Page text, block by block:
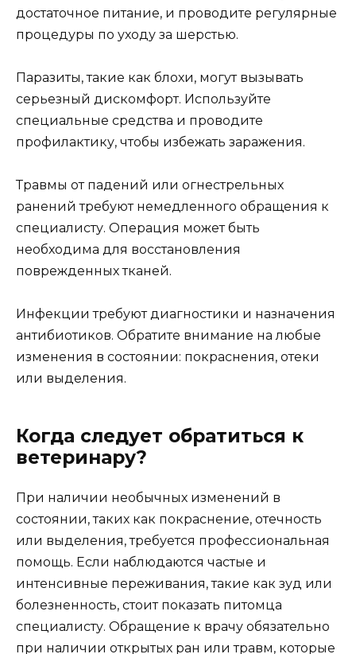
достаточное питание, и проводите регулярные
процедуры по уходу за шерстью.
Паразиты, такие как блохи, могут вызывать
серьезный дискомфорт. Используйте
специальные средства и проводите
профилактику, чтобы избежать заражения.
Травмы от падений или огнестрельных
ранений требуют немедленного обращения к
специалисту. Операция может быть
необходима для восстановления
поврежденных тканей.
Инфекции требуют диагностики и назначения
антибиотиков. Обратите внимание на любые
изменения в состоянии: покраснения, отеки
или выделения.
Когда следует обратиться к
ветеринару?
При наличии необычных изменений в
состоянии, таких как покраснение, отечность
или выделения, требуется профессиональная
помощь. Если наблюдаются частые и
интенсивные переживания, такие как зуд или
болезненность, стоит показать питомца
специалисту. Обращение к врачу обязательно
при наличии открытых ран или травм, которые